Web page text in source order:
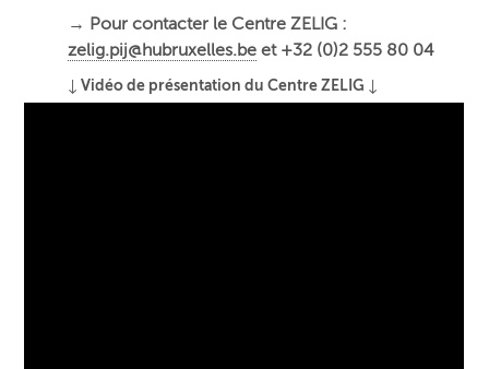
→ Pour contacter le Centre ZELIG :
zelig.pij@hubruxelles.be et +32 (0)2 555 80 04
↓ Vidéo de présentation du Centre ZELIG ↓